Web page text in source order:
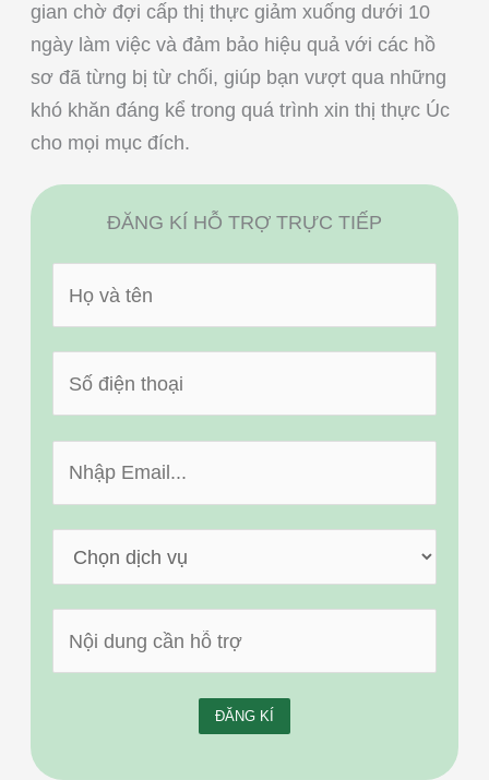
gian chờ đợi cấp thị thực giảm xuống dưới 10
ngày làm việc và đảm bảo hiệu quả với các hồ
sơ đã từng bị từ chối, giúp bạn vượt qua những
khó khăn đáng kể trong quá trình xin thị thực Úc
cho mọi mục đích.
ĐĂNG KÍ HỖ TRỢ TRỰC TIẾP